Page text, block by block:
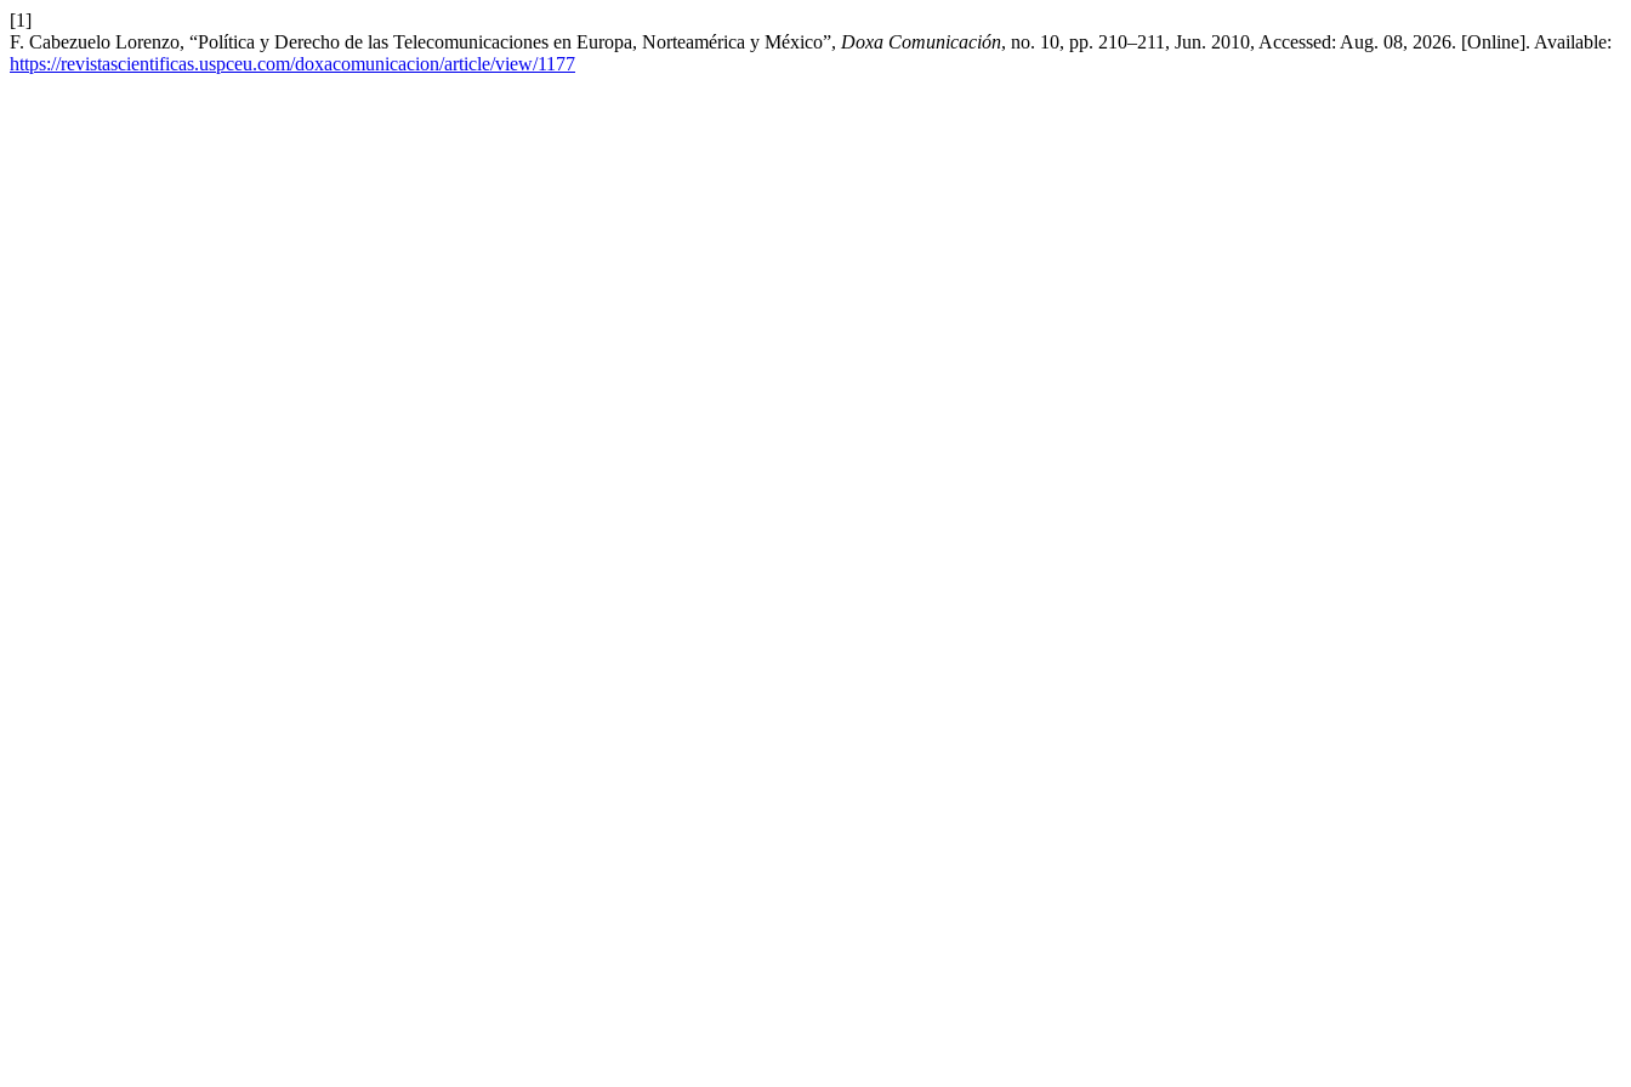
[1]
F. Cabezuelo Lorenzo, “Política y Derecho de las Telecomunicaciones en Europa, Norteamérica y México”, Doxa Comunicación, no. 10, pp. 210–211, Jun. 2010, Accessed: Aug. 08, 2026. [Online]. Available:
https://revistascientificas.uspceu.com/doxacomunicacion/article/view/1177